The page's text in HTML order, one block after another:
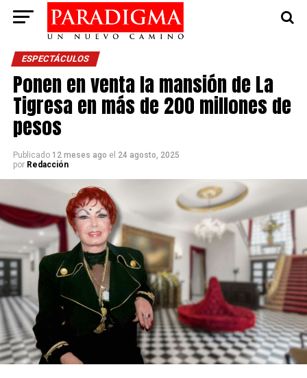
ESPECTÁCULOS
Ponen en venta la mansión de La
Tigresa en más de 200 millones de
pesos
Publicado 12 meses ago el 24 agosto, 2025
por Redacción